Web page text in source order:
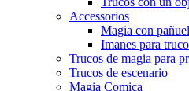
Accessorios
Magia con
Imanes para
Trucos de magia para
Trucos de escenario
Magia Comica